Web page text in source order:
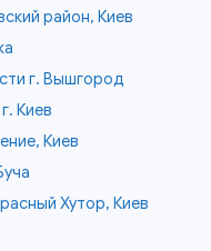
район, Киев
г. Вышгород
Киев
Киев
Хутор, Киев